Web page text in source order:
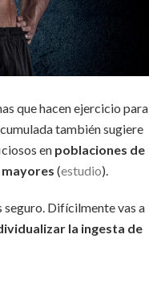
que hacen ejercicio para
también sugiere
en poblaciones de
(estudio).
seguro. Difícilmente vas a
la ingesta de